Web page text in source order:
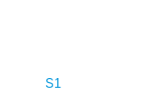
S1